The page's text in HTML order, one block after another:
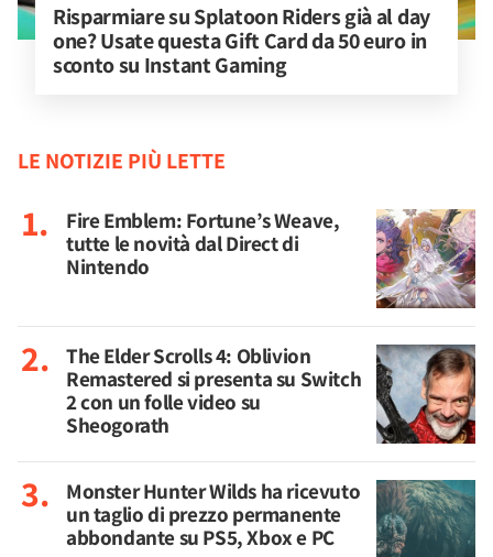
Risparmiare su Splatoon Riders già al day
one? Usate questa Gift Card da 50 euro in
sconto su Instant Gaming
LE NOTIZIE PIÙ LETTE
Fire Emblem: Fortune’s Weave,
tutte le novità dal Direct di
Nintendo
The Elder Scrolls 4: Oblivion
Remastered si presenta su Switch
2 con un folle video su
Sheogorath
Monster Hunter Wilds ha ricevuto
un taglio di prezzo permanente
abbondante su PS5, Xbox e PC